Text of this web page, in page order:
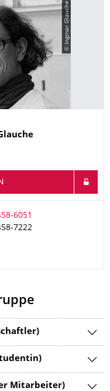
© Ingmar Glauche
7222
Mitarbeiter)